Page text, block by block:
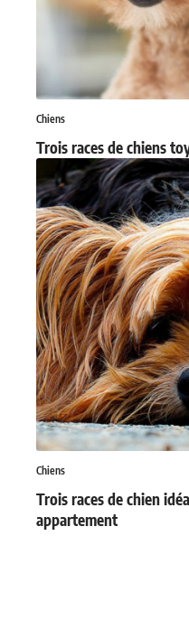
Chiens
Trois races de chiens
Chiens
Trois races de chien
appartement